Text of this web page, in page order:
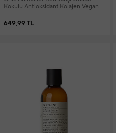
Kokulu Antioksidant Kolajen Vegan
649,99 TL